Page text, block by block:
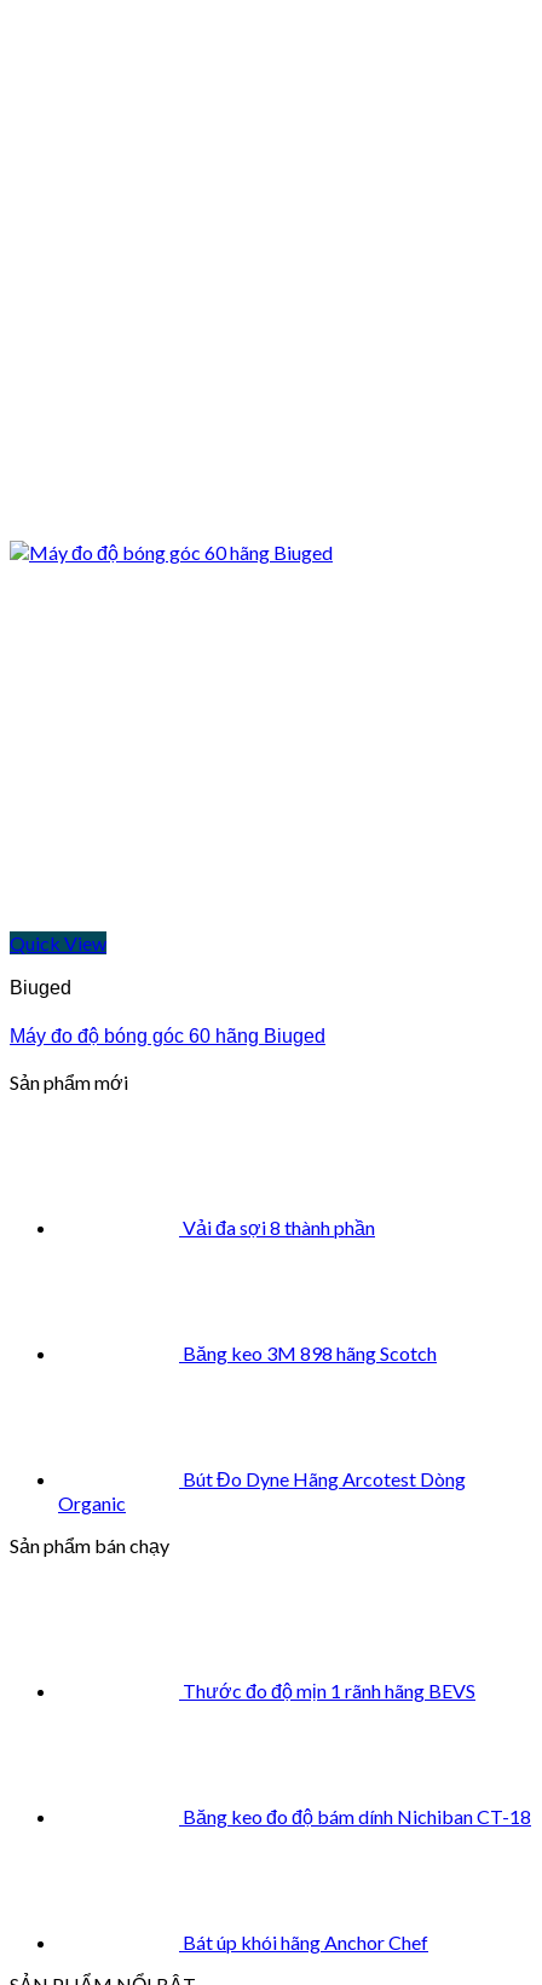
Quick View
Biuged
Máy đo độ bóng góc 60 hãng Biuged
Sản phẩm mới
Vải đa sợi 8 thành phần
Băng keo 3M 898 hãng Scotch
Bút Đo Dyne Hãng Arcotest Dòng
Organic
Sản phẩm bán chạy
Thước đo độ mịn 1 rãnh hãng BEVS
Băng keo đo độ bám dính Nichiban CT-18
Bát úp khói hãng Anchor Chef